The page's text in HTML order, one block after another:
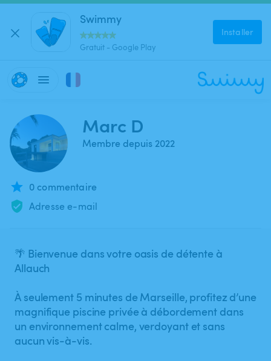
Swimmy
Gratuit - Google Play
Installer
Marc D
Membre depuis 2022
0 commentaire
Adresse e-mail
🌴 Bienvenue dans votre oasis de détente à
Allauch
À seulement 5 minutes de Marseille, profitez d’une
magnifique piscine privée à débordement dans
un environnement calme, verdoyant et sans
aucun vis-à-vis.